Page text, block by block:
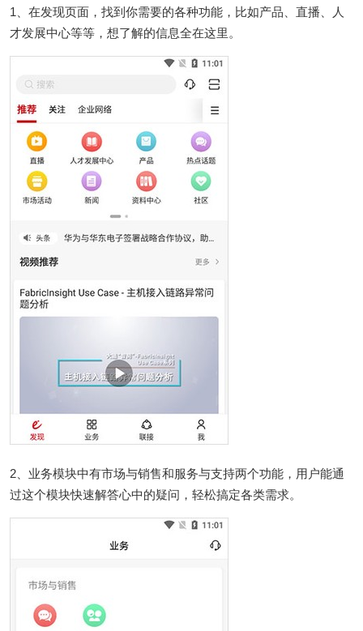
1、在发现页面，找到你需要的各种功能，比如产品、直播、人
才发展中心等等，想了解的信息全在这里。
2、业务模块中有市场与销售和服务与支持两个功能，用户能通
过这个模块快速解答心中的疑问，轻松搞定各类需求。